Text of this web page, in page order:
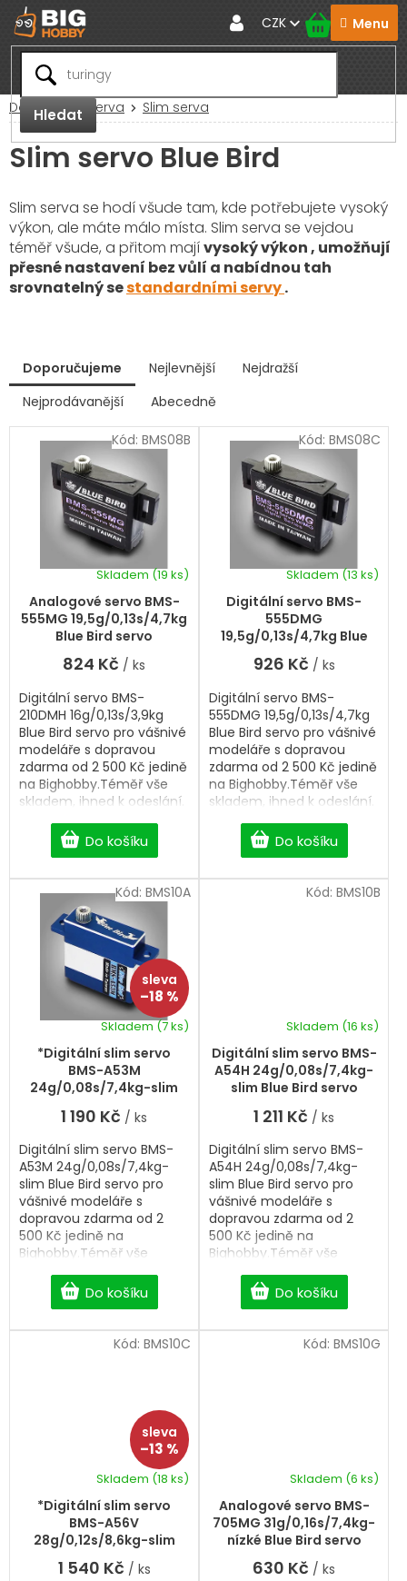
Přejít
na
obsah
Hledat
CZK
Domů RC Serva Slim serva
Slim servo Blue Bird
Slim serva se hodí všude tam, kde potřebujete vysoký
výkon, ale máte málo místa. Slim serva se vejdou
téměř všude, a přitom majívysoký výkon, umožňují
přesné nastavení bez vůlí a nabídnou tah
srovnatelný sestandardními servy.
a
Doporučujeme Nejlevnější
Nejdražší
Nejprodávanější
Abecedně
ý
i
Analogové servo BMS-
555MG 19,5g/0,13s/4,7kg
Blue Bird servo
Skladem(19 ks)
824 Kč / ks
Do košíku
Digitální servo BMS-
210DMH 16g/0,13s/3,9kg
Blue Bird servo pro vášnivé
modeláře s dopravou
zdarma od 2 500 Kč jedině
na Bighobby.Téměř vše
skladem, ihned k odeslání.
Kód: BMS08B
Digitální servo BMS-
555DMG
19,5g/0,13s/4,7kg Blue
Bird servo
hodnocení
produktu
hvězdiček.
Skladem(13 ks)
926 Kč / ks
Do košíku
Digitální servo BMS-
555DMG 19,5g/0,13s/4,7kg
Blue Bird servo pro vášnivé
modeláře s dopravou
zdarma od 2 500 Kč jedině
na Bighobby.Téměř vše
skladem, ihned k odeslání.
Kód: BMS08C
–18 %
*Digitální slim servo
BMS-A53M
24g/0,08s/7,4kg-slim
Blue Bird servo
Skladem (7 ks)
1 190 Kč / ks
Do košíku
Digitální slim servo BMS-
A53M 24g/0,08s/7,4kg-
slim Blue Bird servo pro
vášnivé modeláře s
dopravou zdarma od 2
500 Kč jedině na
Bighobby.Téměř vše
skladem, ihned k odeslání.
Professional Digital Slim
servo.
Kód: BMS10A
Digitální slim servo BMS-
A54H 24g/0,08s/7,4kg-
slim Blue Bird servo
Skladem (16 ks)
1 211 Kč / ks
Do košíku
Digitální slim servo BMS-
A54H 24g/0,08s/7,4kg-
slim Blue Bird servo pro
vášnivé modeláře s
dopravou zdarma od 2
500 Kč jedině na
Bighobby.Téměř vše
skladem, ihned k odeslání.
Professional Digital Slim
servo.
Kód: BMS10B
–13 %
*Digitální slim servo
BMS-A56V
28g/0,12s/8,6kg-slim
Blue Bird servo
Skladem (18 ks)
1 540 Kč / ks
Kód: BMS10C
Analogové servo BMS-
705MG 31g/0,16s/7,4kg-
nízké Blue Bird servo
Skladem (6 ks)
630 Kč / ks
Kód: BMS10G